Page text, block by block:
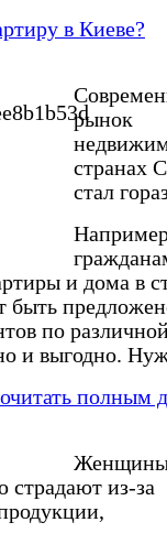
в Киеве?
рынок
странах
стал
и дома в
по
и выгодно.
полным
страдают из-за